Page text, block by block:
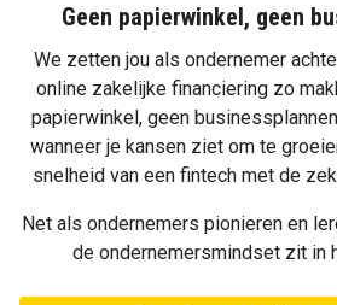
Geen papierwinkel, geen
We zetten jou als ondernemer
online zakelijke financiering zo
papierwinkel, geen
wanneer je kansen ziet om te
snelheid van een fintech met de
Net als ondernemers pionieren en
de ondernemersmindset zit in